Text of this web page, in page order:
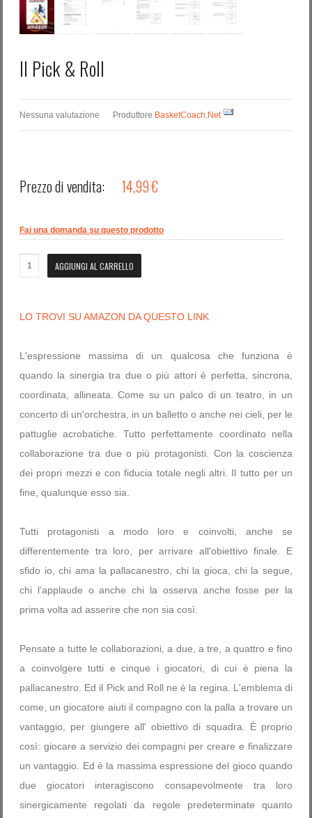
Il Pick & Roll
Nessuna valutazione Produttore BasketCoach.Net
Prezzo di vendita: 14,99 €
Fai una domanda su questo prodotto
LO TROVI SU AMAZON DA QUESTO LINK
L'espressione massima di un qualcosa che funziona è
quando la sinergia tra due o più attori è perfetta, sincrona,
coordinata, allineata. Come su un palco di un teatro, in un
concerto di un'orchestra, in un balletto o anche nei cieli, per le
pattuglie acrobatiche. Tutto perfettamente coordinato nella
collaborazione tra due o più protagonisti. Con la coscienza
dei propri mezzi e con fiducia totale negli altri. Il tutto per un
fine, qualunque esso sia.
Tutti protagonisti a modo loro e coinvolti, anche se
differentemente tra loro, per arrivare all'obiettivo finale. E
sfido io, chi ama la pallacanestro, chi la gioca, chi la segue,
chi l’applaude o anche chi la osserva anche fosse per la
prima volta ad asserire che non sia così.
Pensate a tutte le collaborazioni, a due, a tre, a quattro e fino
a coinvolgere tutti e cinque i giocatori, di cui è piena la
pallacanestro. Ed il Pick and Roll ne è la regina. L'emblema di
come, un giocatore aiuti il compagno con la palla a trovare un
vantaggio, per giungere all' obiettivo di squadra. È proprio
così: giocare a servizio dei compagni per creare e finalizzare
un vantaggio. Ed è la massima espressione del gioco quando
due giocatori interagiscono consapevolmente tra loro
sinergicamente regolati da regole predeterminate quanto